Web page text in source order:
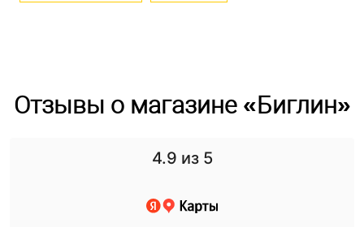
Отзывы о магазине «Биглин»
4.9 из 5